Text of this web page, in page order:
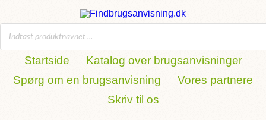
Startside
Katalog over brugsanvisninger
Spørg om en brugsanvisning
Vores partnere
Skriv til os